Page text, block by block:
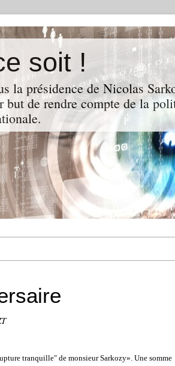
soit !
la présidence de Nicolas
but de rendre compte de la
tranquille" de monsieur Sarkozy». Une somme